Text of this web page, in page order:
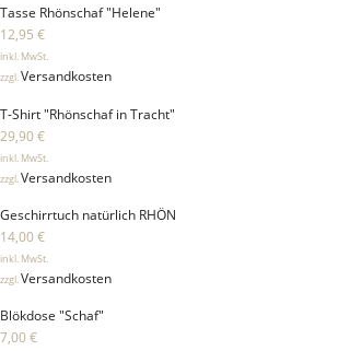
Tasse Rhönschaf "Helene"
12,95 €
inkl. MwSt.
zzgl.Versandkosten
T-Shirt "Rhönschaf in Tracht"
29,90 €
inkl. MwSt.
zzgl. Versandkosten
Geschirrtuch natürlich RHÖN
14,00 €
inkl. MwSt.
zzgl.Versandkosten
Blökdose "Schaf"
7,00 €